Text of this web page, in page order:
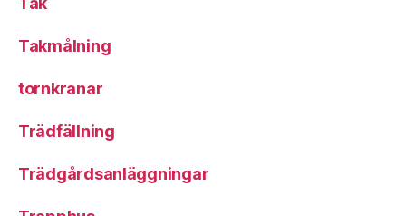
Takmålning
tornkranar
Trädfällning
Trädgårdsanläggningar